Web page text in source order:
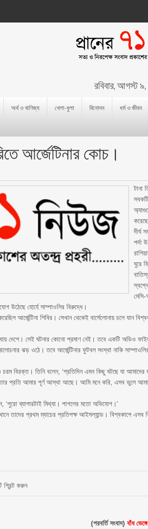
রবিবার, আগস্ট
অর্থ ও বাণিজ্য খেলা-ধুলা বিনোদন ধর্ম ও জীবন
আর্জেটিনার কোচ।
টানা
দীর্ঘ
পর্দা
ঘুরে
উঠেছে হোর্হে সাম্পাওলির বিরুদ্ধে।
আর্জেন্টিনা শিবির। সেখান থেকেই বার্সেলোনায় চলে যান
দেশে। সেই ঘটনার কোনো প্রমাণ নেই। তবে একটি অডিও
ঝড় ওঠে। তবে আর্জেন্টিনার ফুটবল সংস্থা নাকি সাম্পাওলির
চরম বিরক্ত। তিনি বলেন, ‘প্রতিদিন এমন কিছু ঘটছে যা
প্রতি আমার পূর্ণ আস্থা আছে। আমি মনে করি, এসব ভুলে
‘পুরো ব্যাপারটাই মিথ্যা। পাগলের মতো অভিযোগ।’
তাদের প্রথম ম্যাচের প্রতিপক্ষ আইসল্যান্ড। বিশ্বকাপে এসব
প্রিন্ট করুন
(পরবর্তি সংবাদ)বাঁধ